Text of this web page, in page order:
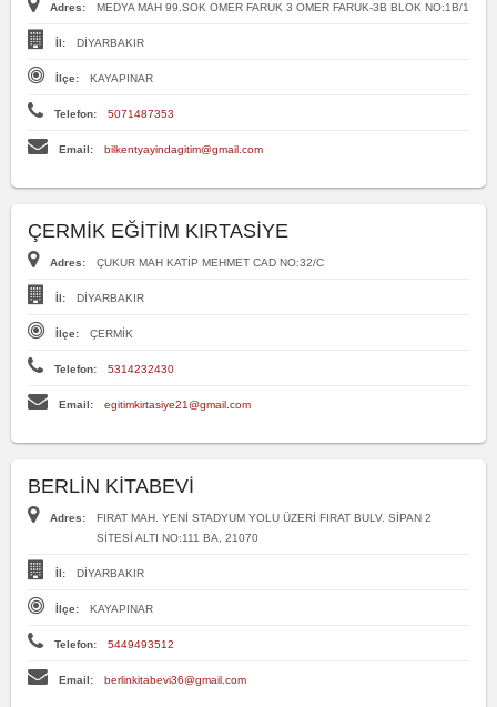
Adres: MEDYA MAH 99.SOK OMER FARUK 3 OMER FARUK-3B BLOK NO:1B/1
İl: DİYARBAKIR
İlçe: KAYAPINAR
Telefon: 5071487353
Email: bilkentyayindagitim@gmail.com
ÇERMİK EĞİTİM KIRTASİYE
Adres: ÇUKUR MAH KATİP MEHMET CAD NO:32/C
İl: DİYARBAKIR
İlçe: ÇERMİK
Telefon: 5314232430
Email: egitimkirtasiye21@gmail.com
BERLİN KİTABEVİ
Adres:
FIRAT MAH. YENİ STADYUM YOLU ÜZERİ FIRAT BULV. SİPAN 2
SİTESİ ALTI NO:111 BA, 21070
İl: DİYARBAKIR
İlçe: KAYAPINAR
Telefon: 5449493512
Email: berlinkitabevi36@gmail.com